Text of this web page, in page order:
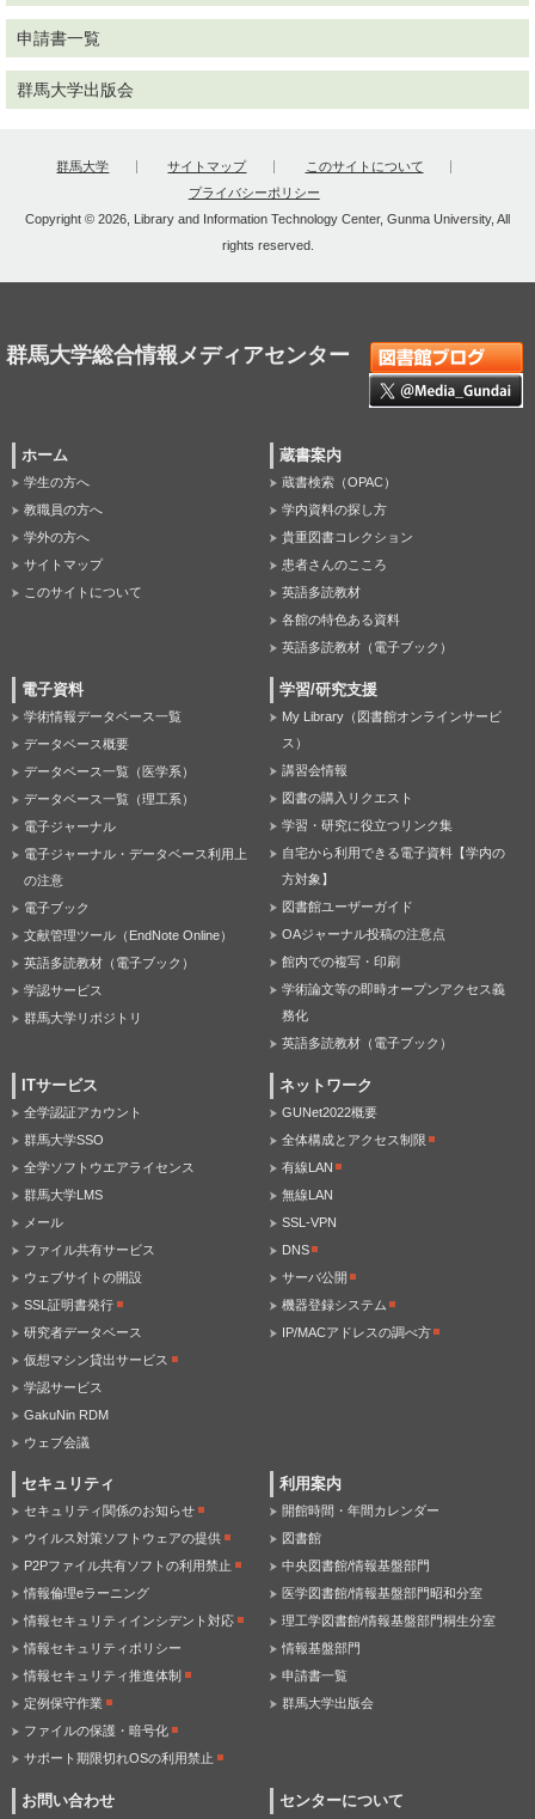
申請書一覧
群馬大学出版会
群馬大学 サイトマップ
このサイトについて
プライバシーポリシー
Copyright © 2026, Library and Information Technology Center, Gunma University, All
rights reserved.
群馬大学総合情報メディアセンター
ホーム
学生の方へ
教職員の方へ
学外の方へ
サイトマップ
このサイトについて
蔵書案内
蔵書検索（OPAC）
学内資料の探し方
貴重図書コレクション
患者さんのこころ
英語多読教材
各館の特色ある資料
英語多読教材（電子ブック）
電子資料
学術情報データベース一覧
データベース概要
データベース一覧（医学系）
データベース一覧（理工系）
電子ジャーナル
電子ジャーナル・データベース利用上
の注意
電子ブック
文献管理ツール（EndNote Online）
英語多読教材（電子ブック）
学認サービス
群馬大学リポジトリ
学習/研究支援
My Library（図書館オンラインサービ
ス）
講習会情報
図書の購入リクエスト
学習・研究に役立つリンク集
自宅から利用できる電子資料【学内の
方対象】
図書館ユーザーガイド
OAジャーナル投稿の注意点
館内での複写・印刷
学術論文等の即時オープンアクセス義
務化
英語多読教材（電子ブック）
ITサービス
全学認証アカウント
群馬大学SSO
全学ソフトウエアライセンス
群馬大学LMS
メール
ファイル共有サービス
ウェブサイトの開設
SSL証明書発行
研究者データベース
仮想マシン貸出サービス
学認サービス
GakuNin RDM
ウェブ会議
ネットワーク
GUNet2022概要
全体構成とアクセス制限
有線LAN
無線LAN
SSL-VPN
DNS
サーバ公開
機器登録システム
IP/MACアドレスの調べ方
セキュリティ
セキュリティ関係のお知らせ
ウイルス対策ソフトウェアの提供
P2Pファイル共有ソフトの利用禁止
情報倫理eラーニング
情報セキュリティインシデント対応
情報セキュリティポリシー
情報セキュリティ推進体制
定例保守作業
ファイルの保護・暗号化
サポート期限切れOSの利用禁止
利用案内
開館時間・年間カレンダー
図書館
中央図書館/情報基盤部門
医学図書館/情報基盤部門昭和分室
理工学図書館/情報基盤部門桐生分室
情報基盤部門
申請書一覧
群馬大学出版会
お問い合わせ センターについて